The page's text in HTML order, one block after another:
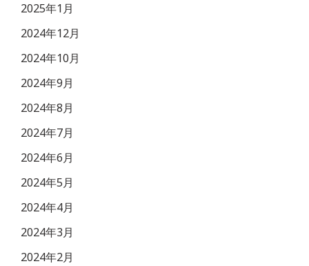
2025年1月
2024年12月
2024年10月
2024年9月
2024年8月
2024年7月
2024年6月
2024年5月
2024年4月
2024年3月
2024年2月